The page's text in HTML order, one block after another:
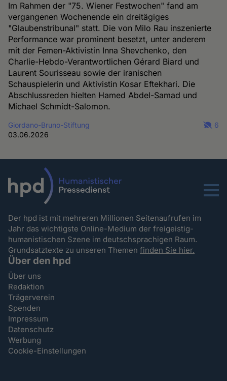
Im Rahmen der "75. Wiener Festwochen" fand am
vergangenen Wochenende ein dreitägiges
"Glaubenstribunal" statt. Die von Milo Rau inszenierte
Performance war prominent besetzt, unter anderem
mit der Femen-Aktivistin Inna Shevchenko, den
Charlie-Hebdo-Verantwortlichen Gérard Biard und
Laurent Sourisseau sowie der iranischen
Schauspielerin und Aktivistin Kosar Eftekhari. Die
Abschlussreden hielten Hamed Abdel-Samad und
Michael Schmidt-Salomon.
Giordano-Bruno-Stiftung
03.06.2026
6
Menu
Der hpd ist mit mehreren Millionen Seitenaufrufen im
Jahr das wichtigste Online-Medium der freigeistig-
humanistischen Szene im deutschsprachigen Raum.
Grundsatztexte zu unseren Themenfinden Sie hier.
Über den hpd
Über uns
Redaktion
Trägerverein
Spenden
Impressum
Datenschutz
Werbung
Cookie-Einstellungen